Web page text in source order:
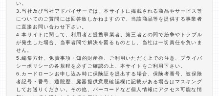
い。
3.当社及び当社アドバイザーでは、本サイトに掲載される商品やサービス等
についてのご質問には回答致しかねますので、当該商品等を提供する事業者
に直接お問い合わせ下さい。
4.本サイトに関して、利用者と提携事業者、第三者との間で紛争やトラブル
が発生した場合、当事者間で解決を図るものとし、当社は一切責任を負いま
せん。
5.編集方針、免責事項・知的財産権、ご利用いただく上での注意、プライバ
シーポリシーの各規程を必ずご確認の上、本サイトをご利用下さい。
6.カードローンお申し込み時に保険証を提出する場合、保険者番号、被保険
者記号・番号、通院歴、臓器提供意思確認欄に記載がある場合はマスキング
してお送りください。その他、バーコードなど個人情報にアクセス可能な情